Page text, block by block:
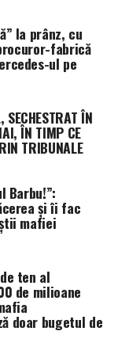
e) îi dă,
inspirație
Răzbunarea
de luni
orice pamflet:
pomenește
cu
Negulescu
s-a sfârșit în
numărul
al
pe bandă
rapidă.
la prânz, cu
fabrică
ul pe
SECHESTRAT ÎN
ÎN TIMP CE
TRIBUNALE
Barbu!”:
și îi fac
mafiei
ten al
de milioane
doar bugetul de